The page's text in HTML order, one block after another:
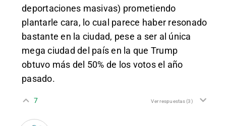
deportaciones masivas) prometiendo
plantarle cara, lo cual parece haber resonado
bastante en la ciudad, pese a ser al única
mega ciudad del país en la que Trump
obtuvo más del 50% de los votos el año
pasado.
7 Ver respuestas(3)